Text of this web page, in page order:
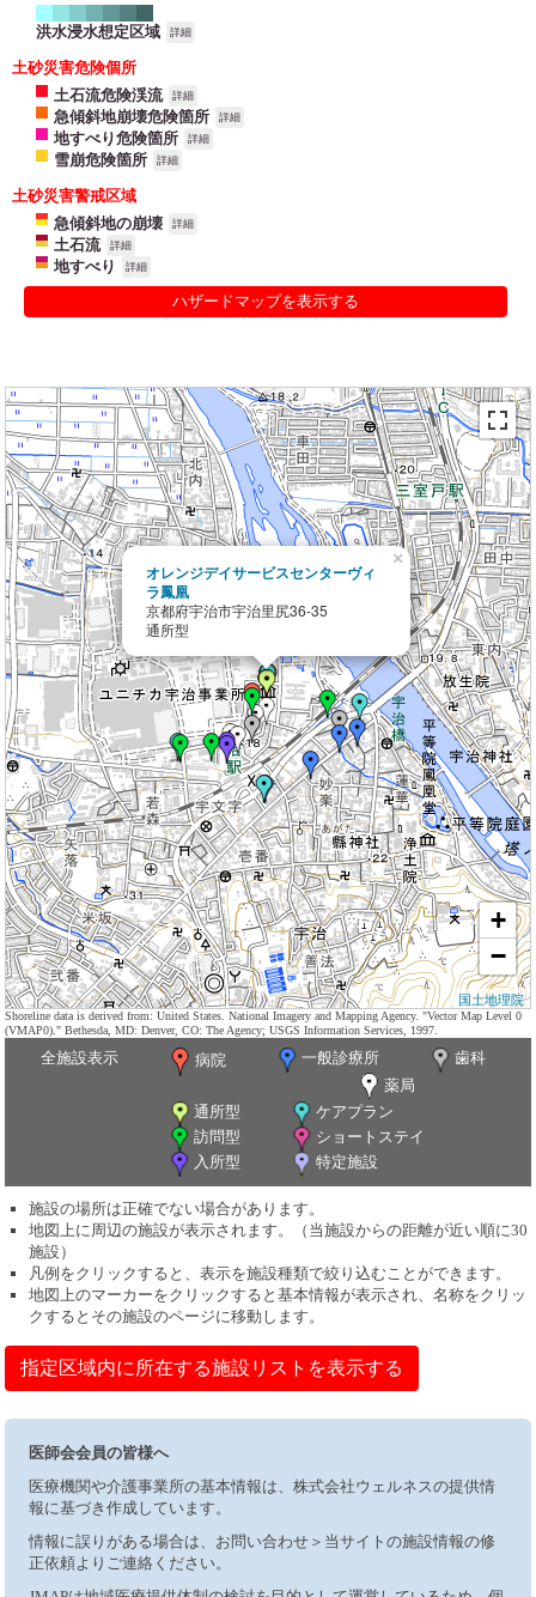
洪水浸水想定区域 詳細
土砂災害危険個所
土石流危険渓流
詳細
急傾斜地崩壊危険箇所 詳細
地すべり危険箇所 詳細
雪崩危険箇所 詳細
土砂災害警戒区域
急傾斜地の崩壊
詳細
土石流 詳細
地すべり 詳細
ハザードマップを表示する
オレンジデイサービスセンターヴィ
ラ鳳凰
京都府宇治市宇治里尻36-35
通所型
×
+
−
国土地理院
Shoreline data is derived from: United States. National Imagery and Mapping Agency. "Vector Map Level 0
(VMAP0)." Bethesda, MD: Denver, CO: The Agency; USGS Information Services, 1997.
全施設表示 病院 一般診療所
歯科
薬局
通所型
ケアプラン
訪問型
ショートステイ
入所型
特定施設
施設の場所は正確でない場合があります。
地図上に周辺の施設が表示されます。（当施設からの距離が近い順に30
施設）
凡例をクリックすると、表示を施設種類で絞り込むことができます。
地図上のマーカーをクリックすると基本情報が表示され、名称をクリッ
クするとその施設のページに移動します。
指定区域内に所在する施設リストを表示する
医師会会員の皆様へ
医療機関や介護事業所の基本情報は、株式会社ウェルネスの提供情
報に基づき作成しています。
情報に誤りがある場合は、お問い合わせ＞当サイトの施設情報の修
正依頼よりご連絡ください。